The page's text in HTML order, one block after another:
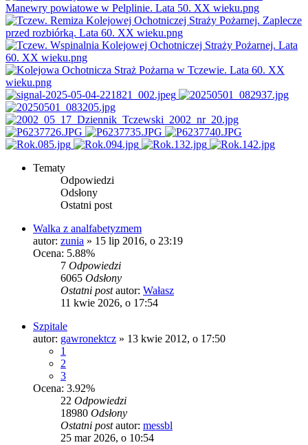
Tematy
Odpowiedzi
Odsłony
Ostatni post
Walka z analfabetyzmem
autor: zunia » 15 lip 2016, o 23:19
Ocena: 5.88%
7 Odpowiedzi
6065 Odsłony
Ostatni postautor: Wałasz
11 kwie 2026, o 17:54
Szpitale
autor: gawronektcz » 13 kwie 2012, o 17:50
1
2
3
Ocena: 3.92%
22 Odpowiedzi
18980 Odsłony
Ostatni postautor: messbl
25 mar 2026, o 10:54